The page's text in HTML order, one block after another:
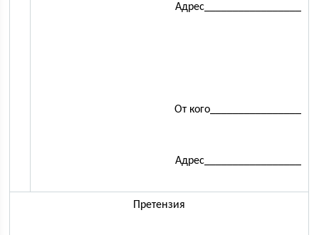
Адрес_________________
От кого________________
Адрес_________________
Претензия